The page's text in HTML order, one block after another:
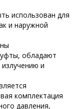
использован для
и наружной
обладают
и
комплектация
давления,